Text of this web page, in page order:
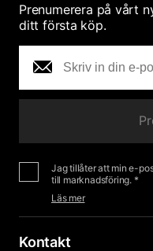
Prenumerera på vårt
ditt första köp.
Jag tillåter att min e-
till marknadsföring. *
Läs mer
Kontakt